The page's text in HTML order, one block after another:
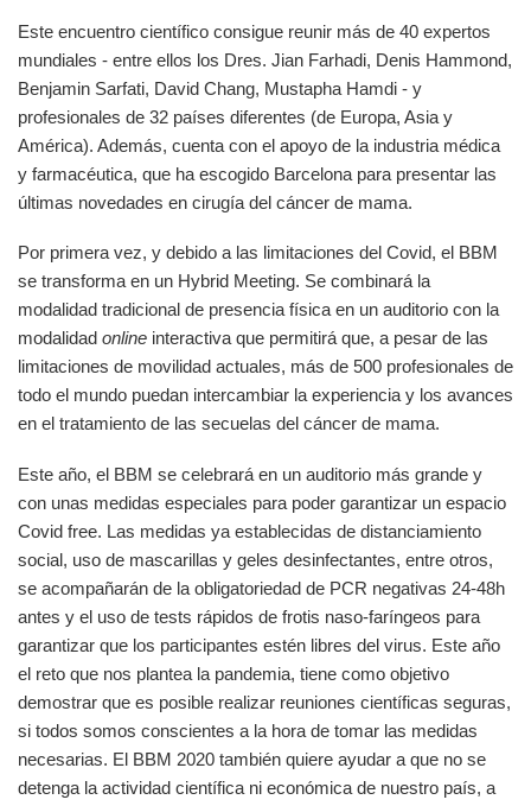
Este encuentro científico consigue reunir más de 40 expertos
mundiales - entre ellos los Dres. Jian Farhadi, Denis Hammond,
Benjamin Sarfati, David Chang, Mustapha Hamdi - y
profesionales de 32 países diferentes (de Europa, Asia y
América). Además, cuenta con el apoyo de la industria médica
y farmacéutica, que ha escogido Barcelona para presentar las
últimas novedades en cirugía del cáncer de mama.
Por primera vez, y debido a las limitaciones del Covid, el BBM
se transforma en un Hybrid Meeting. Se combinará la
modalidad tradicional de presencia física en un auditorio con la
modalidad online interactiva que permitirá que, a pesar de las
limitaciones de movilidad actuales, más de 500 profesionales de
todo el mundo puedan intercambiar la experiencia y los avances
en el tratamiento de las secuelas del cáncer de mama.
Este año, el BBM se celebrará en un auditorio más grande y
con unas medidas especiales para poder garantizar un espacio
Covid free. Las medidas ya establecidas de distanciamiento
social, uso de mascarillas y geles desinfectantes, entre otros,
se acompañarán de la obligatoriedad de PCR negativas 24-48h
antes y el uso de tests rápidos de frotis naso-faríngeos para
garantizar que los participantes estén libres del virus. Este año
el reto que nos plantea la pandemia, tiene como objetivo
demostrar que es posible realizar reuniones científicas seguras,
si todos somos conscientes a la hora de tomar las medidas
necesarias. El BBM 2020 también quiere ayudar a que no se
detenga la actividad científica ni económica de nuestro país, a